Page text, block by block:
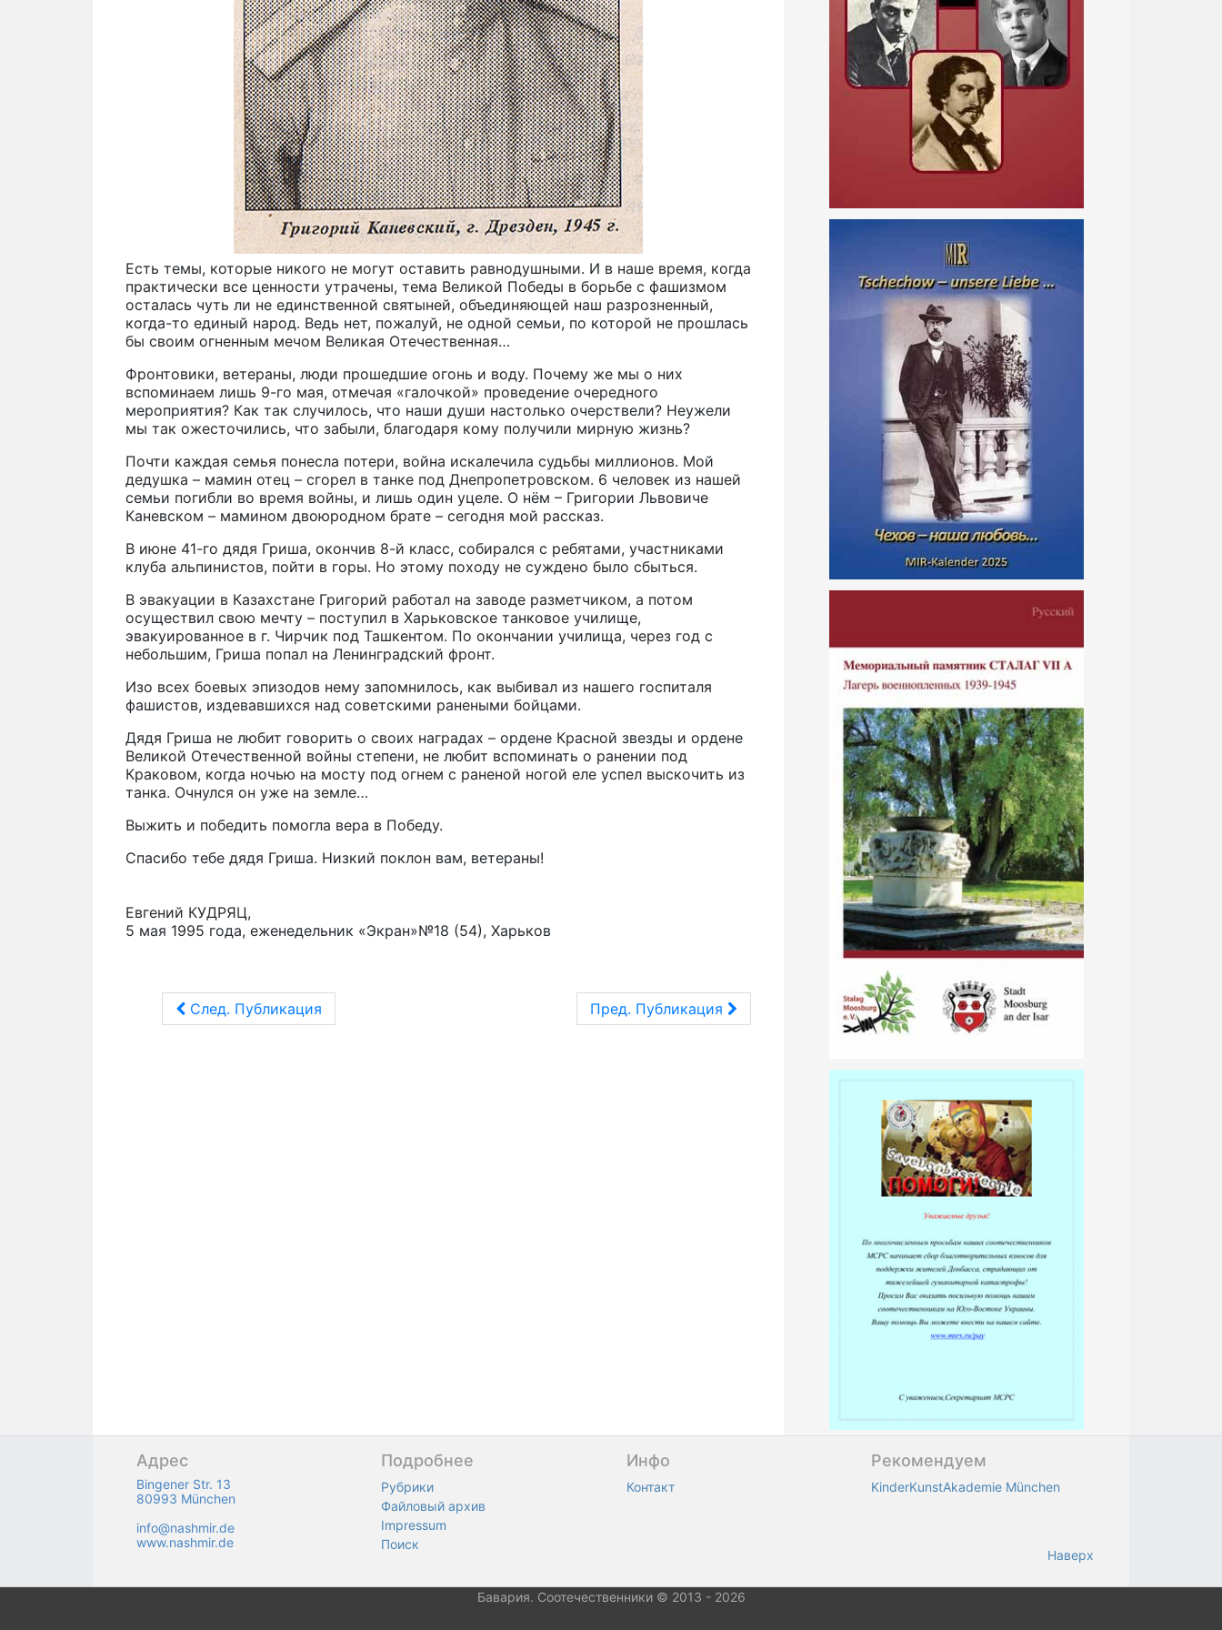
Есть темы, которые никого не могут оставить равнодушными. И в наше время, когда
практически все ценности утрачены, тема Великой Победы в борьбе с фашизмом
осталась чуть ли не единственной святыней, объединяющей наш разрозненный,
когда-то единый народ. Ведь нет, пожалуй, не одной семьи, по которой не прошлась
бы своим огненным мечом Великая Отечественная…
Фронтовики, ветераны, люди прошедшие огонь и воду. Почему же мы о них
вспоминаем лишь 9-го мая, отмечая «галочкой» проведение очередного
мероприятия? Как так случилось, что наши души настолько очерствели? Неужели
мы так ожесточились, что забыли, благодаря кому получили мирную жизнь?
Почти каждая семья понесла потери, война искалечила судьбы миллионов. Мой
дедушка – мамин отец – сгорел в танке под Днепропетровском. 6 человек из нашей
семьи погибли во время войны, и лишь один уцеле. О нём – Григории Львовиче
Каневском – мамином двоюродном брате – сегодня мой рассказ.
В июне 41-го дядя Гриша, окончив 8-й класс, собирался с ребятами, участниками
клуба альпинистов, пойти в горы. Но этому походу не суждено было сбыться.
В эвакуации в Казахстане Григорий работал на заводе разметчиком, а потом
осуществил свою мечту – поступил в Харьковское танковое училище,
эвакуированное в г. Чирчик под Ташкентом. По окончании училища, через год с
небольшим, Гриша попал на Ленинградский фронт.
Изо всех боевых эпизодов нему запомнилось, как выбивал из нашего госпиталя
фашистов, издевавшихся над советскими ранеными бойцами.
Дядя Гриша не любит говорить о своих наградах – ордене Красной звезды и ордене
Великой Отечественной войны степени, не любит вспоминать о ранении под
Краковом, когда ночью на мосту под огнем с раненой ногой еле успел выскочить из
танка. Очнулся он уже на земле…
Выжить и победить помогла вера в Победу.
Спасибо тебе дядя Гриша. Низкий поклон вам, ветераны!
Евгений КУДРЯЦ,
5 мая 1995 года, еженедельник «Экран»№18 (54), Харьков
След. Публикация Пред. Публикация
Адрес
Bingener Str. 13
80993 München
info@nashmir.de
www.nashmir.de
Подробнее
Рубрики
Файловый архив
Impressum
Поиск
Инфо
Контакт
Рекомендуем
KinderKunstAkademie München
Наверх
Бавария. Соотечественники © 2013 - 2026